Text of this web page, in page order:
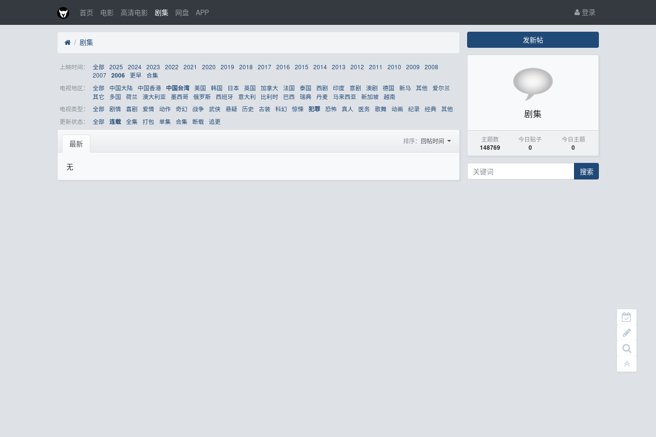
首页 电影 高清电影 剧集 网盘 APP 登录
剧集
上映时间： 全部 2025 2024 2023 2022 2021 2020 2019 2018 2017 2016 2015 2014 2013 2012 2011 2010 2009
2008
2007 2006 更早 合集
电视地区：
全部 中国大陆 中国香港 中国台湾 美国 韩国 日本 英国 加拿大 法国 泰国 西剧 印度 意剧 澳剧 德国 新马 其他
爱尔兰
其它
多国 荷兰 澳大利亚 墨西哥 俄罗斯 西班牙 意大利 比利时 巴西 瑞典 丹麦 马来西亚 新加坡 越南
电视类型：
全部 剧情 喜剧 爱情 动作 奇幻 战争 武侠 悬疑 历史 古装 科幻 惊悚 犯罪 恐怖 真人 医务 歌舞 动画 纪录 经典 其他
更新状态：
全部 连载 全集 打包 单集 合集 断载 追更
最新 排序： 回帖时间
无
发新帖
剧集
主题数
148769
今日贴子
0
今日主题
0
搜索